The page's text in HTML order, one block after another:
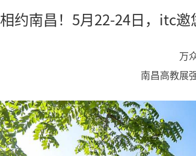
相约南昌！5月22-24日，itc邀
万
南昌高教展